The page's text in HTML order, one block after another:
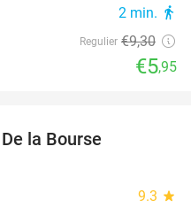
2 min. directions_walk
Regulier €9,30
€5,95
la Bourse
9.3 star